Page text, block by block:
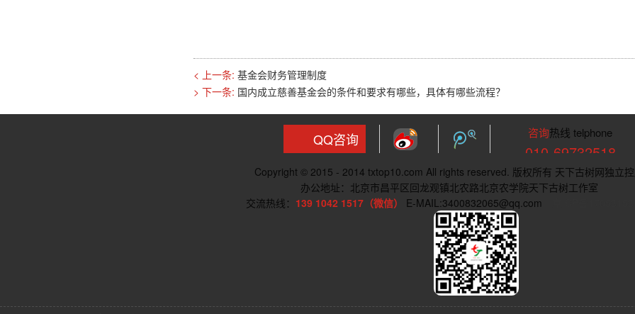
< 上一条:基金会财务管理制度
> 下一条: 国内成立慈善基金会的条件和要求有哪些，具体有哪些流程？
QQ咨询 咨询热线 telphone
010-69732518
Copyright © 2015 - 2014 txtop10.com All rights reserved. 版权所有 天下古树网独立
办公地址：北京市昌平区回龙观镇北农路北京农学院天下古树工作室
交流热线： 139 1042 1517（微信） E-MAIL:3400832065@qq.com